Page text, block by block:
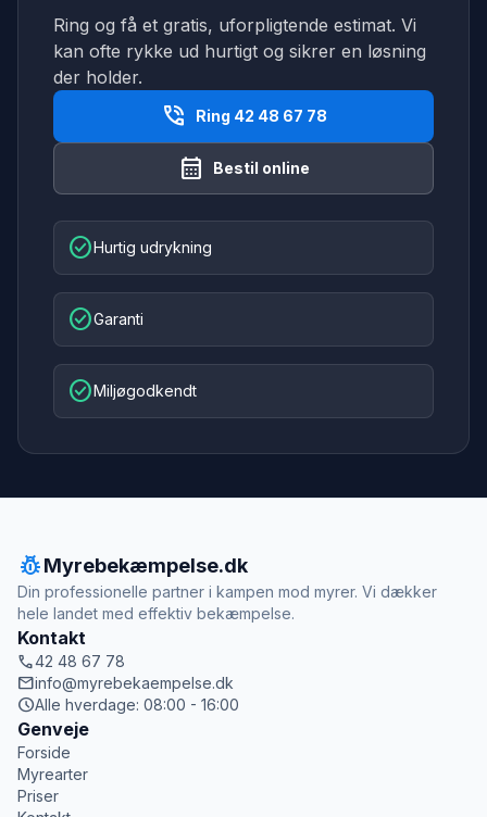
Ring og få et gratis, uforpligtende estimat. Vi
kan ofte rykke ud hurtigt og sikrer en løsning
der holder.
phone_in_talk Ring 42 48 67 78
calendar_month Bestil online
check_circleHurtig udrykning
check_circleGaranti
check_circleMiljøgodkendt
pest_controlMyrebekæmpelse.dk
Din professionelle partner i kampen mod myrer. Vi dækker
hele landet med effektiv bekæmpelse.
Kontakt
call42 48 67 78
mailinfo@myrebekaempelse.dk
scheduleAlle hverdage: 08:00 - 16:00
Genveje
Forside
Myrearter
Priser